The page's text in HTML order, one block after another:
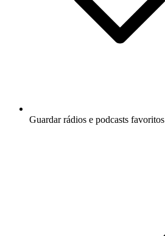
Guardar rádios e podcasts favoritos